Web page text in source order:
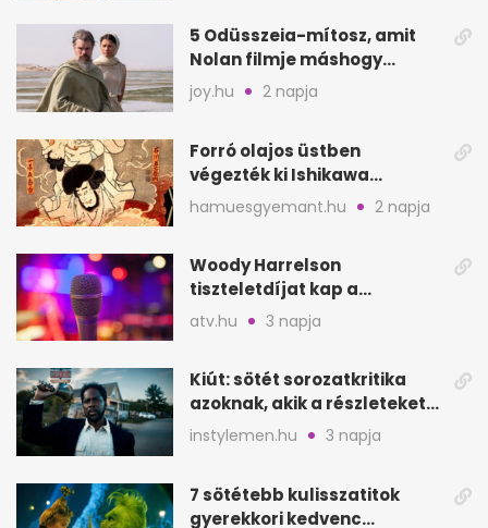
5 Odüsszeia-mítosz, amit
Nolan filmje máshogy
mutat, mint Homérosz
joy.hu 2 napja
Forró olajos üstben
végezték ki Ishikawa
Goemont, Japán Robin
Hoodját
hamuesgyemant.hu 2 napja
Woody Harrelson
tiszteletdíjat kap a
Szarajevói Filmfesztiválon
atv.hu 3 napja
Kiút: sötét sorozatkritika
azoknak, akik a részleteket
keresik
instylemen.hu 3 napja
7 sötétebb kulisszatitok
gyerekkori kedvenc